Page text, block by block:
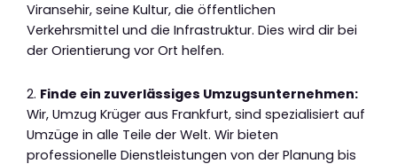
Viransehir, seine Kultur, die öffentlichen
Verkehrsmittel und die Infrastruktur. Dies wird dir bei
der Orientierung vor Ort helfen.
2. Finde ein zuverlässiges Umzugsunternehmen:
Wir, Umzug Krüger aus Frankfurt, sind spezialisiert auf
Umzüge in alle Teile der Welt. Wir bieten
professionelle Dienstleistungen von der Planung bis